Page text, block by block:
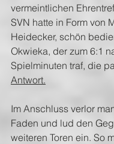
vermeintlichen
SVN hatte in Form von
Heidecker, schön
Okwieka, der zum 6:1
Spielminuten traf, die
Antwort.
Im Anschluss verlor
Faden und lud den
weiteren Toren ein. So